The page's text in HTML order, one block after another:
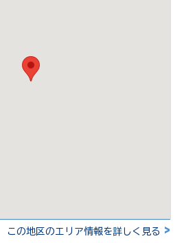
この地区のエリア情報を詳しく見る >